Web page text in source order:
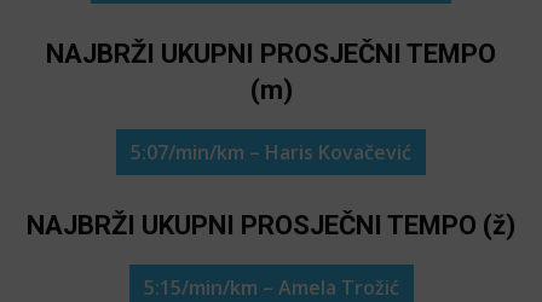
NAJBRŽI UKUPNI PROSJEČNI TEMPO
(m)
5:07/min/km – Haris Kovačević
NAJBRŽI UKUPNI PROSJEČNI TEMPO (ž)
5:15/min/km – Amela Trožić